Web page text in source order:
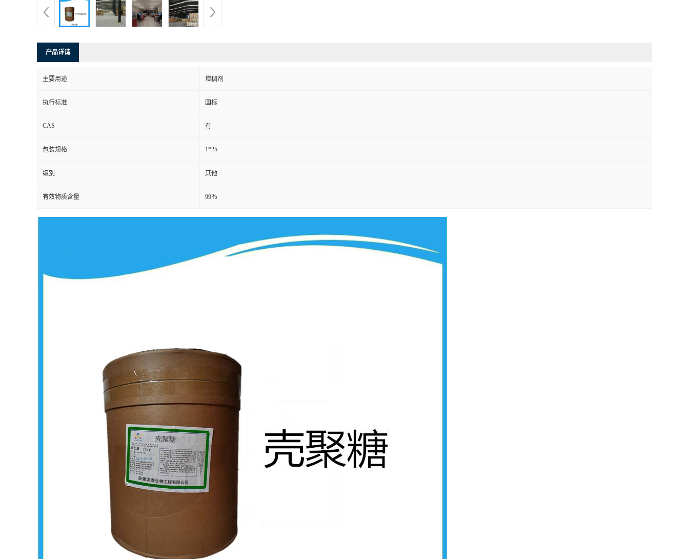
产品详请
主要用途 增稠剂
执行标准 国标
CAS 有
包装规格 1*25
级别 其他
有效物质含量 99％